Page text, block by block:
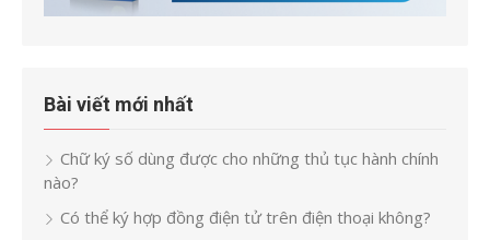
Bài viết mới nhất
Chữ ký số dùng được cho những thủ tục hành chính
nào?
Có thể ký hợp đồng điện tử trên điện thoại không?